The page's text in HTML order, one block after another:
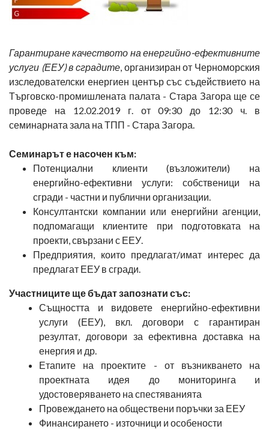
Гарантиране качеството на енергийно-ефективните
услуги (ЕЕУ) в сградите, организиран от Черноморския
изследователски енергиен център със съдействието на
Търговско-промишлената палата - Стара Загора ще се
проведе на 12.02.2019 г. от 09:30 до 12:30 ч. в
семинарната зала на ТПП - Стара Загора.
Семинарът е насочен към:
Потенциални клиенти (възложители) на
енергийно-ефективни услуги: собственици на
сгради - частни и публични организации.
Консултантски компании или енергийни агенции,
подпомагащи клиентите при подготовката на
проекти, свързани с ЕЕУ.
Предприятия, които предлагат/имат интерес да
предлагат ЕЕУ в сгради.
Участниците ще бъдат запознати със:
Същността и видовете енергийно-ефективни
услуги (ЕЕУ), вкл. договори с гарантиран
резултат, договори за ефективна доставка на
енергия и др.
Етапите на проектите - от възникването на
проектната идея до мониторинга и
удостоверяването на спестяванията
Провеждането на обществени поръчки за ЕЕУ
Финансирането - източници и особености